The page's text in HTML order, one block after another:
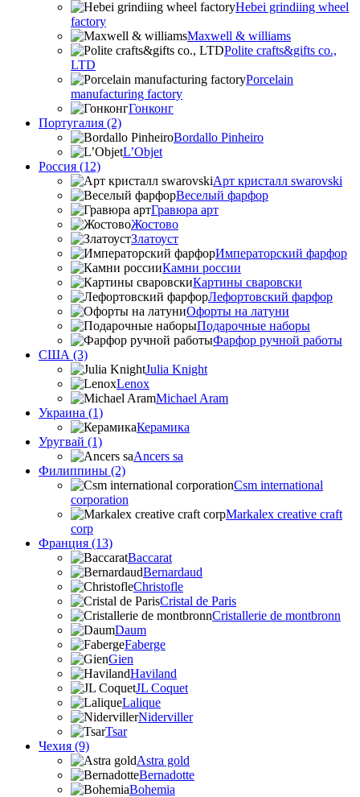
Hebei grindiing wheel
factory
Maxwell & williams
Polite crafts&gifts co.,
LTD
Porcelain
manufacturing factory
Гонконг
Португалия (2)
Bordallo Pinheiro
L’Objet
Россия (12)
Арт кристалл swarovski
Веселый фарфор
Гравюра арт
Жостово
Златоуст
Императорский фарфор
Камни россии
Картины сваровски
Лефортовский фарфор
Офорты на латуни
Подарочные наборы
Фарфор ручной работы
США (3)
Julia Knight
Lenox
Michael Aram
Украина (1)
Керамика
Уругвай (1)
Ancers sa
Филиппины (2)
Csm international
corporation
Markalex creative craft
corp
Франция (13)
Baccarat
Bernardaud
Christofle
Cristal de Paris
Cristallerie de montbronn
Daum
Faberge
Gien
Haviland
JL Coquet
Lalique
Niderviller
Tsar
Чехия (9)
Astra gold
Bernadotte
Bohemia